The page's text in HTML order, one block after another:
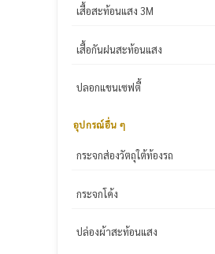
เสื้อสะท้อนแสง 3M
เสื้อกันฝนสะท้อนแสง
ปลอกแขนเซฟตี้
อุปกรณ์อื่น ๆ
กระจกส่องวัตถุใต้ท้องรถ
กระจกโค้ง
ปล่องผ้าสะท้อนแสง